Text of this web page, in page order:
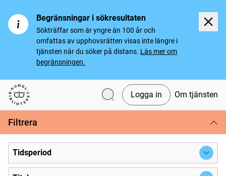
Begränsningar i sökresultaten
Sökträffar som är yngre än 100 år och
omfattas av upphovsrätten visas inte längre i
tjänsten när du söker på distans. Läs mer om
begränsningen.
Svenska tidningar
Logga in Om tjänsten
Filtrera
Tidsperiod